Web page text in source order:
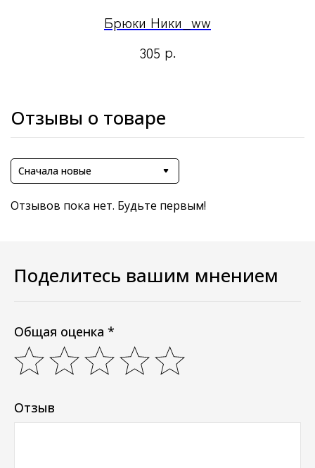
Брюки Ники_ww
305 р.
Отзывы о товаре
Сначала новые
Отзывов пока нет. Будьте первым!
Поделитесь вашим мнением
Общая оценка *
Отзыв